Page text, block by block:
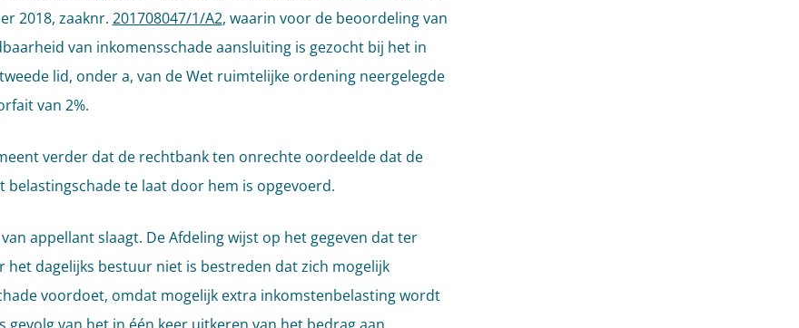
2018, zaaknr. 201708047/1/A2, waarin voor de beoordeling van
van inkomensschade aansluiting is gezocht bij het in
lid, onder a, van de Wet ruimtelijke ordening neergelegde
van 2%.
verder dat de rechtbank ten onrechte oordeelde dat de
belastingschade te laat door hem is opgevoerd.
appellant slaagt. De Afdeling wijst op het gegeven dat ter
het dagelijks bestuur niet is bestreden dat zich mogelijk
voordoet, omdat mogelijk extra inkomstenbelasting wordt